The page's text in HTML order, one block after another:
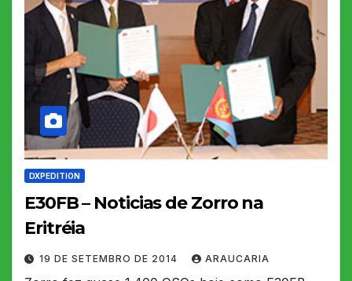
DXPEDITION
E30FB – Noticias de Zorro na
Eritréia
19 DE SETEMBRO DE 2014 ARAUCARIA